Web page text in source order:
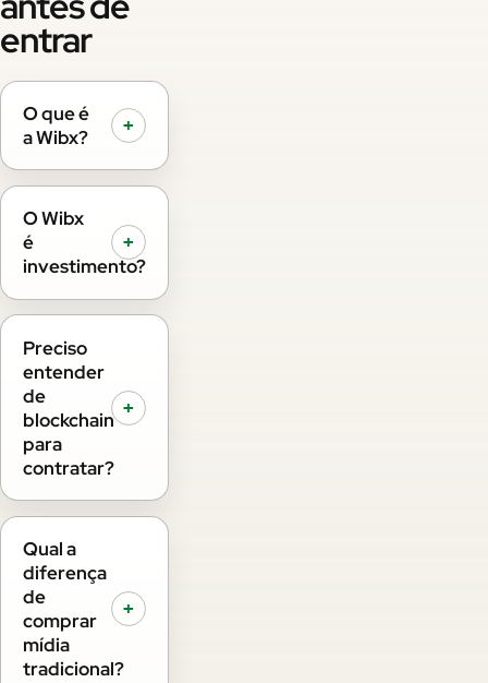
entrar
O que é
a Wibx?
+
O Wibx
é
investimento?
+
Preciso
entender
de
blockchain
para
contratar?
+
Qual a
diferença
de
comprar
mídia
tradicional?
+